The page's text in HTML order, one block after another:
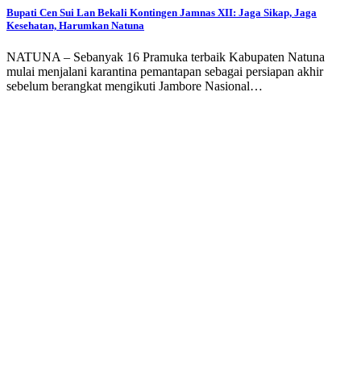
Bupati Cen Sui Lan Bekali Kontingen Jamnas XII: Jaga Sikap, Jaga
Kesehatan, Harumkan Natuna
NATUNA – Sebanyak 16 Pramuka terbaik Kabupaten Natuna
mulai menjalani karantina pemantapan sebagai persiapan akhir
sebelum berangkat mengikuti Jambore Nasional…